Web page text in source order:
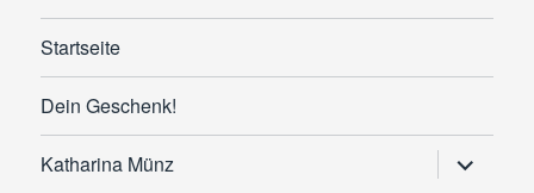
Startseite
Dein Geschenk!
Katharina Münz anzeigen